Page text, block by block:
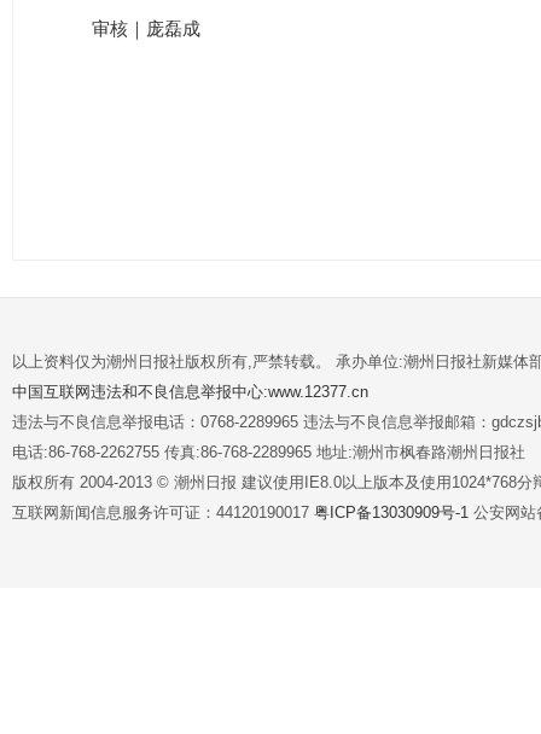
审核｜庞磊成
以上资料仅为潮州日报社版权所有,严禁转载。 承办单位:潮州日报社新媒体
中国互联网违法和不良信息举报中心:www.12377.cn
违法与不良信息举报电话：0768-2289965 违法与不良信息举报邮箱：
电话:86-768-2262755 传真:86-768-2289965 地址:潮州市枫春路潮州日报社
版权所有 2004-2013 © 潮州日报 建议使用IE8.0以上版本及使用1024*768分
互联网新闻信息服务许可证：44120190017 粤ICP备13030909号-1 公安网站